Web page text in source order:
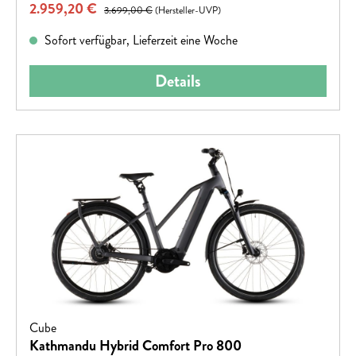
Scheibenbremsen von Magura verzögern das Bike selbst bei
gekümmert – jetzt heißt's aufsitzen und Spaß haben!
Verkaufspreis:
2.959,20 € Regulärer Preis:
3.699,00 €(Hersteller-UVP)
Sofort verfügbar, Lieferzeit eine Woche
Details
Cube
Kathmandu Hybrid Comfort Pro 800